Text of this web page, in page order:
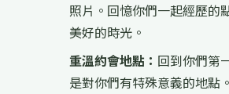
照片。回憶你們一起經歷的
美好的時光。
重溫約會地點： 回到你們第
是對你們有特殊意義的地點